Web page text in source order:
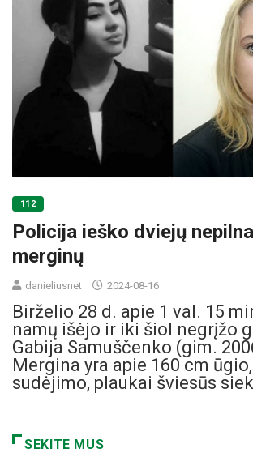
112
Policija ieško dviejų
merginų
danieliusnet 2024-08-16
Birželio 28 d. apie 1 val. 15
namų išėjo ir iki šiol negrįžo
Gabija Samuščenko (gim.
Mergina yra apie 160 cm
sudėjimo, plaukai šviesūs
SEKITE MUS